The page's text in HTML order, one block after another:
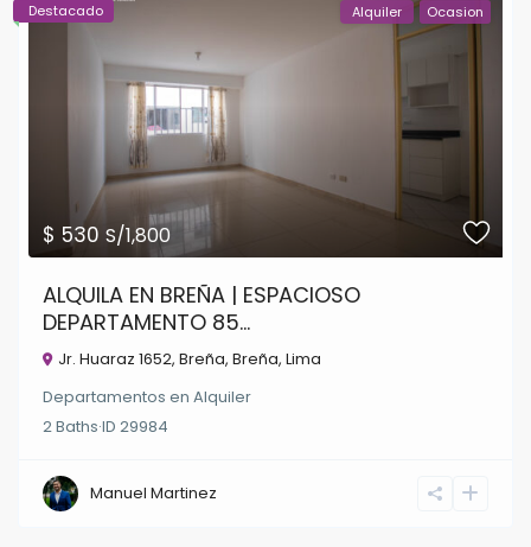
$ 530S/1,800
Alquiler Ocasion
Destacado
ALQUILA EN BREÑA | ESPACIOSO
DEPARTAMENTO 85...
Jr. Huaraz 1652, Breña,Breña,Lima
Departamentos enAlquiler
2Baths·ID29984
Manuel Martinez